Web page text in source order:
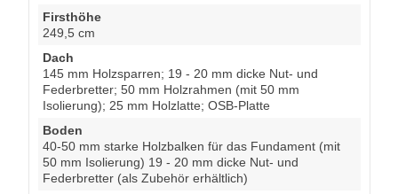
Firsthöhe
249,5 cm
Dach
145 mm Holzsparren; 19 - 20 mm dicke Nut- und
Federbretter; 50 mm Holzrahmen (mit 50 mm
Isolierung); 25 mm Holzlatte; OSB-Platte
Boden
40-50 mm starke Holzbalken für das Fundament (mit
50 mm Isolierung) 19 - 20 mm dicke Nut- und
Federbretter (als Zubehör erhältlich)